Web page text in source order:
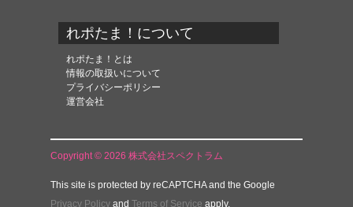
れポたま！について
れポたま！とは
情報の取扱いについて
プライバシーポリシー
運営会社
Copyright © 2026 株式会社スペクトラム
This site is protected by reCAPTCHA and the Google
Privacy Policy and Terms of Service apply.